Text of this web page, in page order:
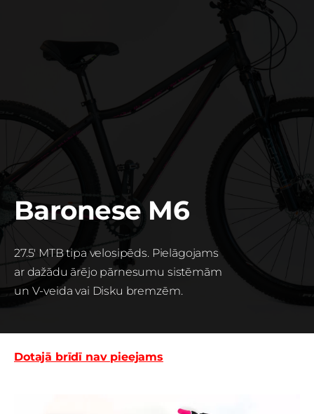
Baronese M6
27.5' MTB tipa velosipēds. Pielāgojams
ar dažādu ārējo pārnesumu sistēmām
un V-veida vai Disku bremzēm.
Dotajā brīdī nav pieejams